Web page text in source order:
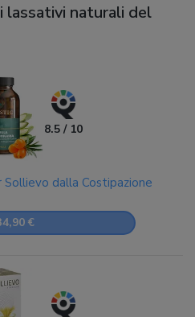
lassativi naturali del
8.5 / 10
dalla Costipazione
€